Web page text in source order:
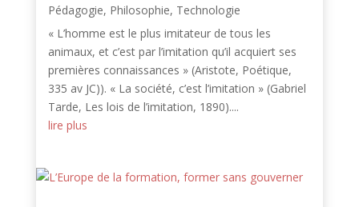
Pédagogie, Philosophie, Technologie
« L’homme est le plus imitateur de tous les
animaux, et c’est par l’imitation qu’il acquiert ses
premières connaissances » (Aristote, Poétique,
335 av JC)). « La société, c’est l’imitation » (Gabriel
Tarde, Les lois de l’imitation, 1890)....
lire plus